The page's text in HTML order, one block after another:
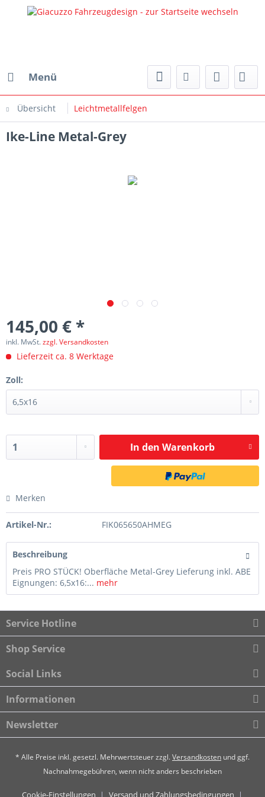
Menü
Übersicht Leichtmetallfelgen
Ike-Line Metal-Grey
145,00 € *
inkl. MwSt.zzgl. Versandkosten
Lieferzeit ca. 8 Werktage
Zoll:
In den Warenkorb
Merken
Artikel-Nr.: FIK065650AHMEG
Beschreibung
Preis PRO STÜCK! Oberfläche Metal-Grey Lieferung inkl. ABE
Eignungen: 6,5x16:... mehr
Service Hotline
Shop Service
Social Links
Informationen
Newsletter
* Alle Preise inkl. gesetzl. Mehrwertsteuer zzgl.Versandkosten und ggf.
Nachnahmegebühren, wenn nicht anders beschrieben
Cookie-Einstellungen Versand und Zahlungsbedingungen